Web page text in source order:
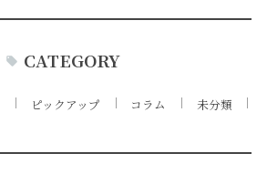
CATEGORY
ピックアップ コラム 未分類